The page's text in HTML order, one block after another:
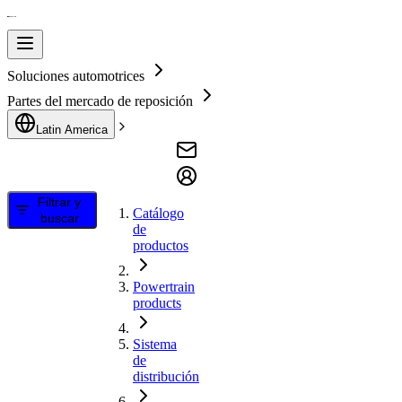
Soluciones automotrices
Partes del mercado de reposición
Latin America
Filtrar y
buscar
Catálogo
de
productos
Powertrain
products
Sistema
de
distribución